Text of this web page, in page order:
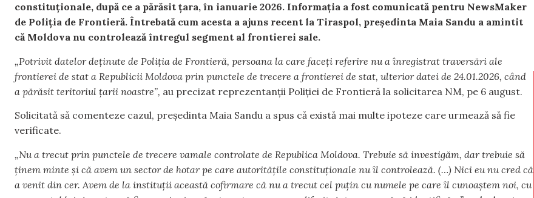
constituționale, după ce a părăsit țara, în ianuarie 2026. Informația a fost comunicată pentru NewsMaker
de Poliția de Frontieră. Întrebată cum acesta a ajuns recent la Tiraspol, președinta Maia Sandu a amintit
că Moldova nu controlează întregul segment al frontierei sale.
„Potrivit datelor deținute de Poliția de Frontieră, persoana la care faceți referire nu a înregistrat traversări ale
frontierei de stat a Republicii Moldova prin punctele de trecere a frontierei de stat, ulterior datei de 24.01.2026, când
a părăsit teritoriul țarii noastre”, au precizat reprezentanții Poliției de Frontieră la solicitarea NM, pe 6 august.
Solicitată să comenteze cazul, președinta Maia Sandu a spus că există mai multe ipoteze care urmează să fie
verificate.
„Nu a trecut prin punctele de trecere vamale controlate de Republica Moldova. Trebuie să investigăm, dar trebuie să
ținem minte și că avem un sector de hotar pe care autoritățile constituționale nu îl controlează. (…) Nici eu nu cred că
a venit din cer. Avem de la instituții această cofirmare că nu a trecut cel puțin cu numele pe care îl cunoaștem noi, cu